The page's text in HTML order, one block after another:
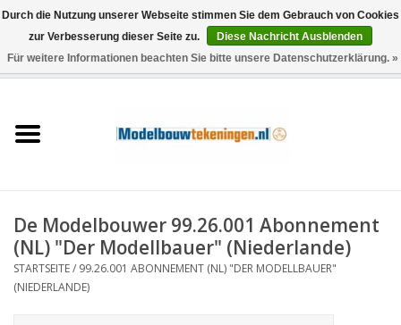
0 Artikel - €0,00
Schiffe
Holzbau
Landschaft
De Modelbouwer 99.26.001 Abonnement
(NL) "Der Modellbauer" (Niederlande)
STARTSEITE/ 99.26.001 ABONNEMENT (NL) "DER MODELLBAUER"
(NIEDERLANDE)
Durch die Nutzung unserer Webseite stimmen Sie dem Gebrauch von Cookies
zur Verbesserung dieser Seite zu.
Diese Nachricht Ausblenden
Für weitere Informationen beachten Sie bitte unsere Datenschutzerklärung. »